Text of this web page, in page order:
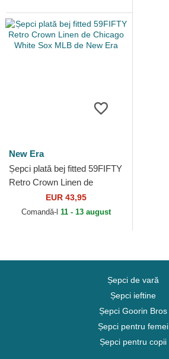
New Era
Șepci plată bej fitted 59FIFTY
Retro Crown Linen de
Chicago White Sox MLB de
New Era
EUR 43,95
Comandă-l 11 - 13 august
Șepci de vară
Șepci ieftine
Șepci Goorin Bros
Șepci pentru femei
Șepci pentru copii